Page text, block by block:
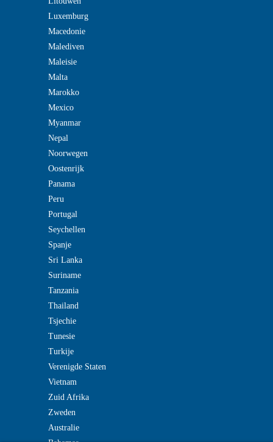
Luxemburg
Macedonie
Malediven
Maleisie
Malta
Marokko
Mexico
Myanmar
Nepal
Noorwegen
Oostenrijk
Panama
Peru
Portugal
Seychellen
Spanje
Sri Lanka
Suriname
Tanzania
Thailand
Tsjechie
Tunesie
Turkije
Verenigde Staten
Vietnam
Zuid Afrika
Zweden
Australie